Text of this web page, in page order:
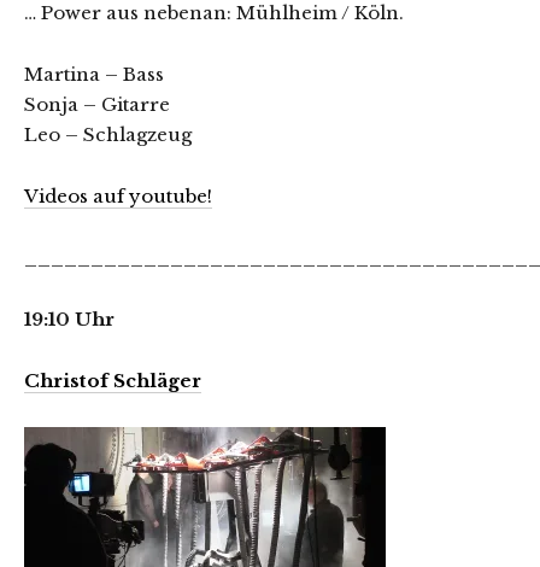
… Power aus nebenan: Mühlheim / Köln.
Martina – Bass
Sonja – Gitarre
Leo – Schlagzeug
Videos auf youtube!
19:10 Uhr
Christof Schläger